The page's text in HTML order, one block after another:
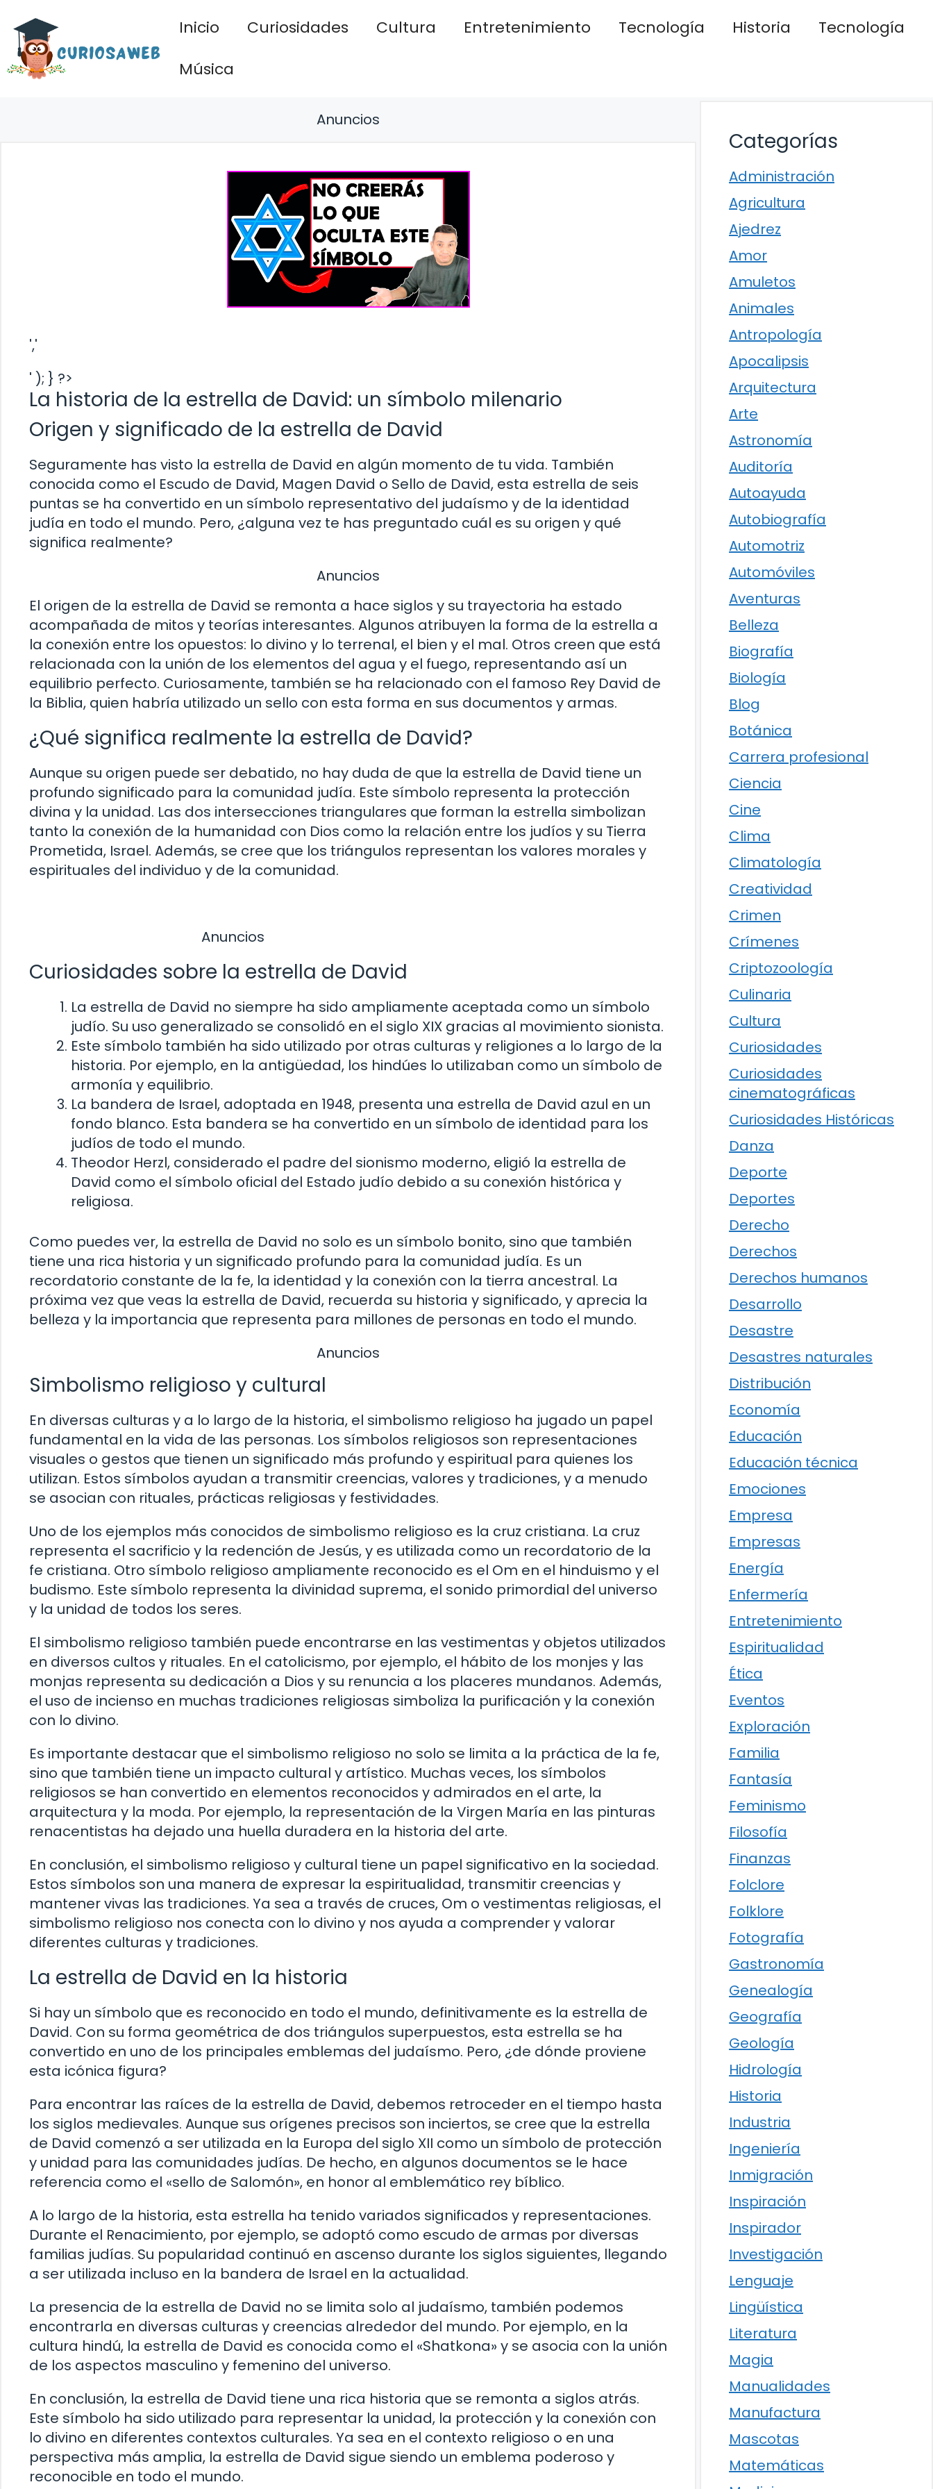
contenido
Inicio Curiosidades Cultura Entretenimiento Tecnología Historia
Tecnología
Música
Anuncios
','
' ); } ?>
La historia de la estrella de David: un símbolo milenario
Origen y significado de la estrella de David
Seguramente has visto la estrella de David en algún momento de tu vida. También
conocida como el Escudo de David, Magen David o Sello de David, esta estrella de seis
puntas se ha convertido en un símbolo representativo del judaísmo y de la identidad
judía en todo el mundo. Pero, ¿alguna vez te has preguntado cuál es su origen y qué
significa realmente?
Anuncios
El origen de la estrella de David se remonta a hace siglos y su trayectoria ha estado
acompañada de mitos y teorías interesantes. Algunos atribuyen la forma de la estrella a
la conexión entre los opuestos: lo divino y lo terrenal, el bien y el mal. Otros creen que está
relacionada con la unión de los elementos del agua y el fuego, representando así un
equilibrio perfecto. Curiosamente, también se ha relacionado con el famoso Rey David de
la Biblia, quien habría utilizado un sello con esta forma en sus documentos y armas.
¿Qué significa realmente la estrella de David?
Aunque su origen puede ser debatido, no hay duda de que la estrella de David tiene un
profundo significado para la comunidad judía. Este símbolo representa la protección
divina y la unidad. Las dos intersecciones triangulares que forman la estrella simbolizan
tanto la conexión de la humanidad con Dios como la relación entre los judíos y su Tierra
Prometida, Israel. Además, se cree que los triángulos representan los valores morales y
espirituales del individuo y de la comunidad.
Anuncios
Curiosidades sobre la estrella de David
La estrella de David no siempre ha sido ampliamente aceptada como un símbolo
judío. Su uso generalizado se consolidó en el siglo XIX gracias al movimiento sionista.
Este símbolo también ha sido utilizado por otras culturas y religiones a lo largo de la
historia. Por ejemplo, en la antigüedad, los hindúes lo utilizaban como un símbolo de
armonía y equilibrio.
La bandera de Israel, adoptada en 1948, presenta una estrella de David azul en un
fondo blanco. Esta bandera se ha convertido en un símbolo de identidad para los
judíos de todo el mundo.
Theodor Herzl, considerado el padre del sionismo moderno, eligió la estrella de
David como el símbolo oficial del Estado judío debido a su conexión histórica y
religiosa.
Como puedes ver, la estrella de David no solo es un símbolo bonito, sino que también
tiene una rica historia y un significado profundo para la comunidad judía. Es un
recordatorio constante de la fe, la identidad y la conexión con la tierra ancestral. La
próxima vez que veas la estrella de David, recuerda su historia y significado, y aprecia la
belleza y la importancia que representa para millones de personas en todo el mundo.
Anuncios
Simbolismo religioso y cultural
En diversas culturas y a lo largo de la historia, el simbolismo religioso ha jugado un papel
fundamental en la vida de las personas. Los símbolos religiosos son representaciones
visuales o gestos que tienen un significado más profundo y espiritual para quienes los
utilizan. Estos símbolos ayudan a transmitir creencias, valores y tradiciones, y a menudo
se asocian con rituales, prácticas religiosas y festividades.
Uno de los ejemplos más conocidos de simbolismo religioso es la cruz cristiana. La cruz
representa el sacrificio y la redención de Jesús, y es utilizada como un recordatorio de la
fe cristiana. Otro símbolo religioso ampliamente reconocido es el Om en el hinduismo y el
budismo. Este símbolo representa la divinidad suprema, el sonido primordial del universo
y la unidad de todos los seres.
El simbolismo religioso también puede encontrarse en las vestimentas y objetos utilizados
en diversos cultos y rituales. En el catolicismo, por ejemplo, el hábito de los monjes y las
monjas representa su dedicación a Dios y su renuncia a los placeres mundanos. Además,
el uso de incienso en muchas tradiciones religiosas simboliza la purificación y la conexión
con lo divino.
Es importante destacar que el simbolismo religioso no solo se limita a la práctica de la fe,
sino que también tiene un impacto cultural y artístico. Muchas veces, los símbolos
religiosos se han convertido en elementos reconocidos y admirados en el arte, la
arquitectura y la moda. Por ejemplo, la representación de la Virgen María en las pinturas
renacentistas ha dejado una huella duradera en la historia del arte.
En conclusión, el simbolismo religioso y cultural tiene un papel significativo en la sociedad.
Estos símbolos son una manera de expresar la espiritualidad, transmitir creencias y
mantener vivas las tradiciones. Ya sea a través de cruces, Om o vestimentas religiosas, el
simbolismo religioso nos conecta con lo divino y nos ayuda a comprender y valorar
diferentes culturas y tradiciones.
La estrella de David en la historia
Si hay un símbolo que es reconocido en todo el mundo, definitivamente es la estrella de
David. Con su forma geométrica de dos triángulos superpuestos, esta estrella se ha
convertido en uno de los principales emblemas del judaísmo. Pero, ¿de dónde proviene
esta icónica figura?
Para encontrar las raíces de la estrella de David, debemos retroceder en el tiempo hasta
los siglos medievales. Aunque sus orígenes precisos son inciertos, se cree que la estrella
de David comenzó a ser utilizada en la Europa del siglo XII como un símbolo de protección
y unidad para las comunidades judías. De hecho, en algunos documentos se le hace
referencia como el «sello de Salomón», en honor al emblemático rey bíblico.
A lo largo de la historia, esta estrella ha tenido variados significados y representaciones.
Durante el Renacimiento, por ejemplo, se adoptó como escudo de armas por diversas
familias judías. Su popularidad continuó en ascenso durante los siglos siguientes, llegando
a ser utilizada incluso en la bandera de Israel en la actualidad.
La presencia de la estrella de David no se limita solo al judaísmo, también podemos
encontrarla en diversas culturas y creencias alrededor del mundo. Por ejemplo, en la
cultura hindú, la estrella de David es conocida como el «Shatkona» y se asocia con la unión
de los aspectos masculino y femenino del universo.
En conclusión, la estrella de David tiene una rica historia que se remonta a siglos atrás.
Este símbolo ha sido utilizado para representar la unidad, la protección y la conexión con
lo divino en diferentes contextos culturales. Ya sea en el contexto religioso o en una
perspectiva más amplia, la estrella de David sigue siendo un emblema poderoso y
reconocible en todo el mundo.
Categorías
Administración
Agricultura
Ajedrez
Amor
Amuletos
Animales
Antropología
Apocalipsis
Arquitectura
Arte
Astronomía
Auditoría
Autoayuda
Autobiografía
Automotriz
Automóviles
Aventuras
Belleza
Biografía
Biología
Blog
Botánica
Carrera profesional
Ciencia
Cine
Clima
Climatología
Creatividad
Crimen
Crímenes
Criptozoología
Culinaria
Cultura
Curiosidades
Curiosidades
cinematográficas
Curiosidades Históricas
Danza
Deporte
Deportes
Derecho
Derechos
Derechos humanos
Desarrollo
Desastre
Desastres naturales
Distribución
Economía
Educación
Educación técnica
Emociones
Empresa
Empresas
Energía
Enfermería
Entretenimiento
Espiritualidad
Ética
Eventos
Exploración
Familia
Fantasía
Feminismo
Filosofía
Finanzas
Folclore
Folklore
Fotografía
Gastronomía
Genealogía
Geografía
Geología
Hidrología
Historia
Industria
Ingeniería
Inmigración
Inspiración
Inspirador
Investigación
Lenguaje
Lingüística
Literatura
Magia
Manualidades
Manufactura
Mascotas
Matemáticas